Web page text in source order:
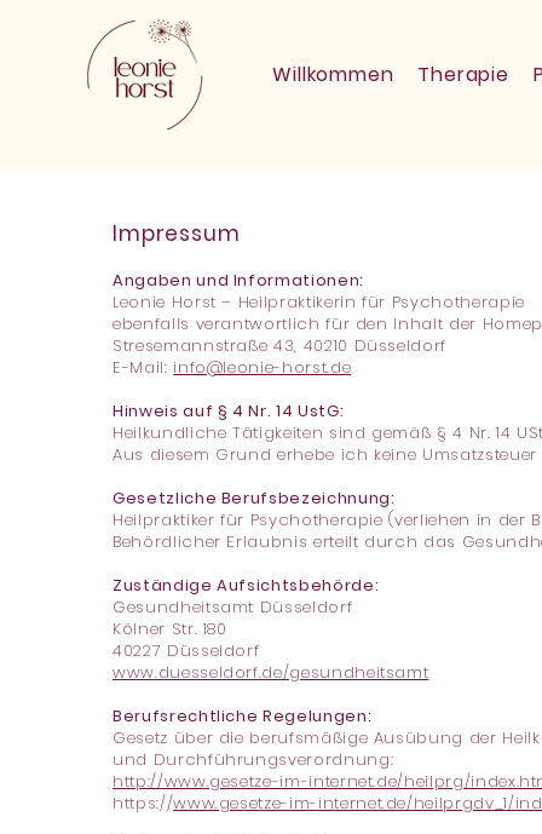
Willkommen Therapie
Impressum
Angaben und Informationen:
Leonie Horst – Heilpraktikerin für Psychotherapie
ebenfalls verantwortlich für den Inhalt der
Stresemannstraße 43, 40210 Düsseldorf
E-Mail: info@leonie-horst.de
Hinweis auf § 4 Nr. 14 UstG:
Heilkundliche Tätigkeiten sind gemäß § 4 Nr. 14
Aus diesem Grund erhebe ich keine
Gesetzliche Berufsbezeichnung:
Heilpraktiker für Psychotherapie (verliehen in der
Behördlicher Erlaubnis erteilt durch das
Zuständige Aufsichtsbehörde:
Gesundheitsamt Düsseldorf
Kölner Str. 180
40227 Düsseldorf
www.duesseldorf.de/gesundheitsamt
Berufsrechtliche Regelungen:
Gesetz über die berufsmäßige Ausübung der
und Durchführungsverordnung:
http://www.gesetze-im-internet.de/heilprg/
https://www.gesetze-im-internet.de/heilprgdv_1/